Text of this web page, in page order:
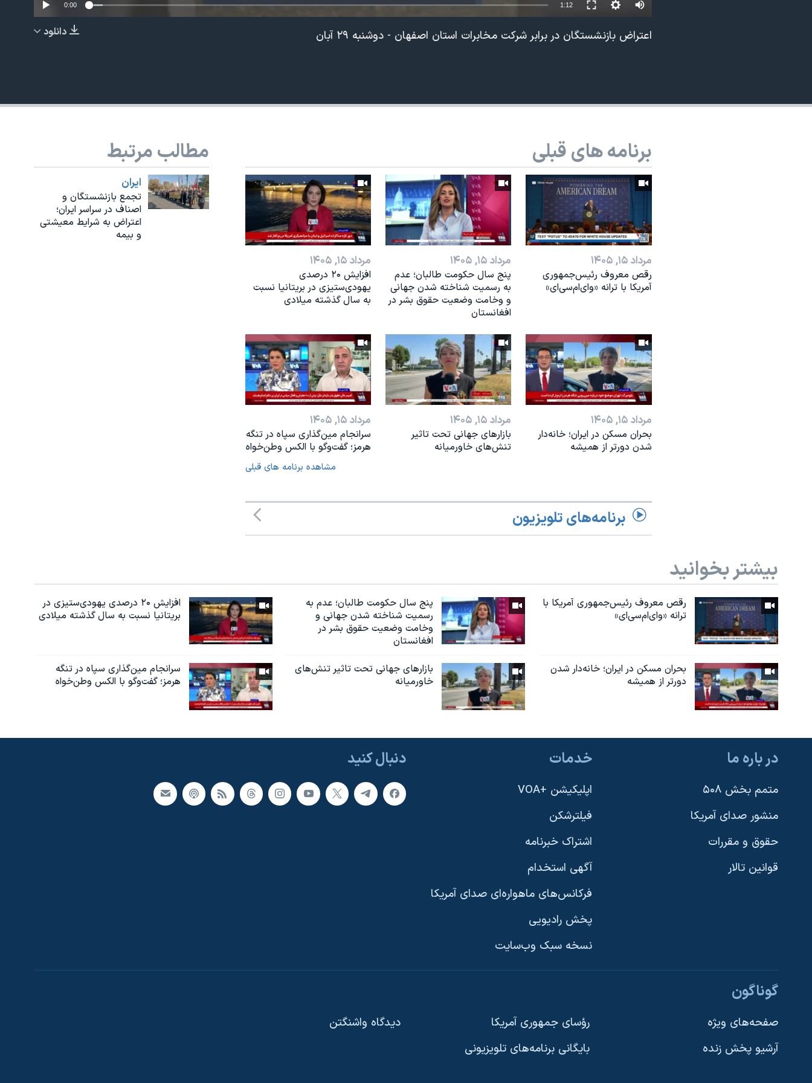
دنبال کنید
زبانهای مختلف
EMBED
0:00 1:12
دانلود اعتراض بازنشستگان در برابر شرکت مخابرات استان اصفهان - دوشنبه ۲۹ آبان
مطالب مرتبط
ايران
تجمع بازنشستگان و
اصناف در سراسر ایران؛
اعتراض به شرایط معیشتی
و بیمه
برنامه های قبلی
مرداد ۱۵, ۱۴۰۵
رقص معروف رئیس‌جمهوری
آمریکا با ترانه «وای‌ام‌سی‌ای»
مرداد ۱۵, ۱۴۰۵
پنج سال حکومت طالبان؛ عدم
به رسمیت شناخته شدن جهانی
و وخامت وضعیت حقوق بشر در
افغانستان
مرداد ۱۵, ۱۴۰۵
افزایش ۲۰ درصدی
یهودی‌ستیزی در بریتانیا نسبت
به سال گذشته میلادی
مرداد ۱۵, ۱۴۰۵
بحران مسکن در ایران؛ خانه‌دار
شدن دورتر از همیشه
مرداد ۱۵, ۱۴۰۵
بازارهای جهانی تحت تاثیر
تنش‌های خاورمیانه
مرداد ۱۵, ۱۴۰۵
سرانجام مین‌گذاری‌ سپاه در تنگه
هرمز؛ گفت‌وگو با الکس وطن‌خواه
مشاهده برنامه های قبلی
برنامه‌های تلویزیون
بیشتر بخوانید
رقص معروف رئیس‌جمهوری آمریکا با
ترانه «وای‌ام‌سی‌ای»
پنج سال حکومت طالبان؛ عدم به
رسمیت شناخته شدن جهانی و
وخامت وضعیت حقوق بشر در
افغانستان
افزایش ۲۰ درصدی یهودی‌ستیزی در
بریتانیا نسبت به سال گذشته میلادی
بحران مسکن در ایران؛ خانه‌دار شدن
دورتر از همیشه
بازارهای جهانی تحت تاثیر تنش‌های
خاورمیانه
سرانجام مین‌گذاری‌ سپاه در تنگه
هرمز؛ گفت‌وگو با الکس وطن‌خواه
دنبال کنید در باره ما
متمم بخش ۵۰۸
منشور صدای آمریکا
حقوق و مقررات
قوانین تالار
خدمات
اپلیکیشن +VOA
فیلترشکن
اشتراک خبرنامه
آگهی استخدام
فرکانس‌های ماهواره‌ای صدای آمریکا
پخش رادیویی
نسخه سبک وب‌سایت
گوناگون
صفحه‌های ویژه
آرشیو پخش زنده
رؤسای جمهوری آمریکا
بایگانی برنامه‌های تلویزیونی
دیدگاه‌ واشنگتن